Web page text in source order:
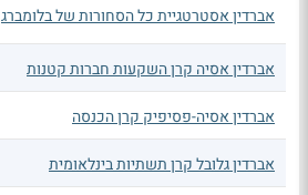
אברדין אסטרטגיית כל הסחורות של בלומברג
אברדין אסיה קרן השקעות חברות קטנות
אברדין אסיה-פסיפיק קרן הכנסה
אברדין גלובל קרן תשתיות בינלאומית